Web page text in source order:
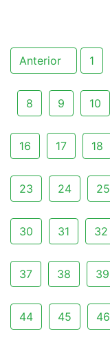
Anterior 1
8 9 10
16 17 18
23 24 25
30 31 32
37 38 39
44 45 46